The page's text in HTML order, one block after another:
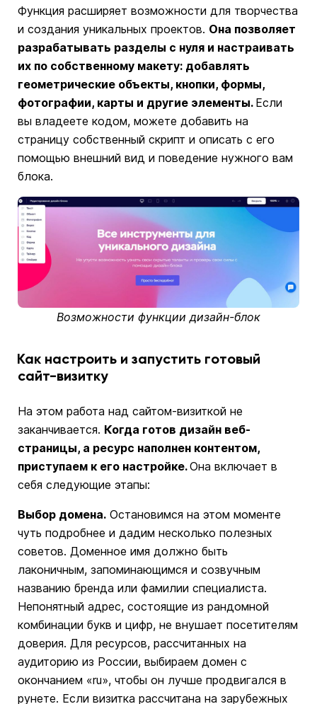
Функция расширяет возможности для творчества
и создания уникальных проектов. Она позволяет
разрабатывать разделы с нуля и настраивать
их по собственному макету: добавлять
геометрические объекты, кнопки, формы,
фотографии, карты и другие элементы. Если
вы владеете кодом, можете добавить на
страницу собственный скрипт и описать с его
помощью внешний вид и поведение нужного вам
блока.
Возможности функции дизайн-блок
Как настроить и запустить готовый
сайт-визитку
На этом работа над сайтом-визиткой не
заканчивается. Когда готов дизайн веб-
страницы, а ресурс наполнен контентом,
приступаем к его настройке.Она включает в
себя следующие этапы:
Выбор домена. Остановимся на этом моменте
чуть подробнее и дадим несколько полезных
советов. Доменное имя должно быть
лаконичным, запоминающимся и созвучным
названию бренда или фамилии специалиста.
Непонятный адрес, состоящие из рандомной
комбинации букв и цифр, не внушает посетителям
доверия. Для ресурсов, рассчитанных на
аудиторию из России, выбираем домен с
окончанием «ru», чтобы он лучше продвигался в
рунете. Если визитка рассчитана на зарубежных